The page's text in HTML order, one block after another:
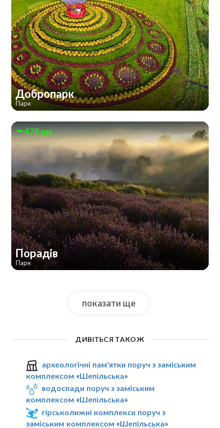
Добропарк
Парк
478 км
Порадів
Парк
показати ще
ДИВІТЬСЯ ТАКОЖ
археологічні пам'ятки поруч з заміським
комплексом «Шепільська»
водоспади поруч з заміським
комплексом «Шепільська»
гірськолижні комплекси поруч з
заміським комплексом «Шепільська»